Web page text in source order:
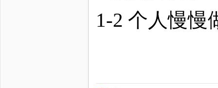
1-2 个人慢慢